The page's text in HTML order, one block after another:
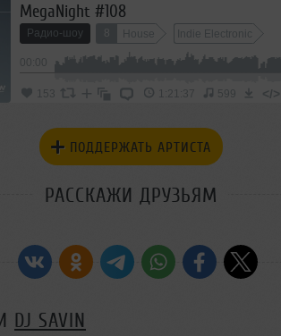
MegaNight #108
Радио-шоу 8 House Indie Electronic
5 Melodic House
153 1:21:37 599 </>
ПОДДЕРЖАТЬ АРТИСТА
РАССКАЖИ ДРУЗЬЯМ
DJ SAVIN